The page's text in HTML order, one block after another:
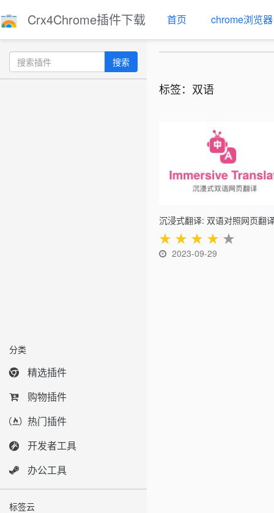
Crx4Chrome插件下载 首页 chrome浏览器
搜索
分类
精选插件
购物插件
热门插件
开发者工具
办公工具
标签云
标签：双语
★ ★ ★ ★ ★
2023-09-29